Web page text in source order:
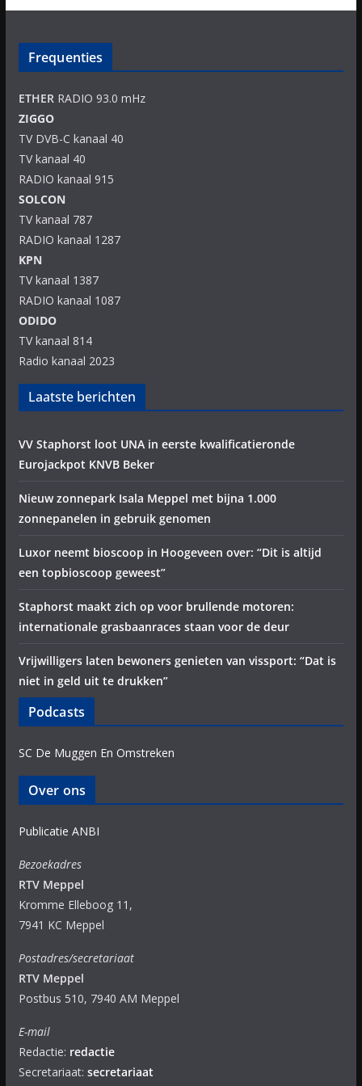
Frequenties
ETHERRADIO 93.0 mHz
ZIGGO
TV DVB-C kanaal 40
TV kanaal 40
RADIO kanaal 915
SOLCON
TV kanaal 787
RADIO kanaal 1287
KPN
TV kanaal 1387
RADIO kanaal 1087
ODIDO
TV kanaal 814
Radio kanaal 2023
Laatste berichten
VV Staphorst loot UNA in eerste kwalificatieronde
Eurojackpot KNVB Beker
Nieuw zonnepark Isala Meppel met bijna 1.000
zonnepanelen in gebruik genomen
Luxor neemt bioscoop in Hoogeveen over: “Dit is altijd
een topbioscoop geweest”
Staphorst maakt zich op voor brullende motoren:
internationale grasbaanraces staan voor de deur
Vrijwilligers laten bewoners genieten van vissport: “Dat is
niet in geld uit te drukken”
Podcasts
SC De Muggen En Omstreken
Over ons
Publicatie ANBI
Bezoekadres
RTV Meppel
Kromme Elleboog 11,
7941 KC Meppel
Postadres/secretariaat
RTV Meppel
Postbus 510, 7940 AM Meppel
E-mail
Redactie: redactie
Secretariaat: secretariaat